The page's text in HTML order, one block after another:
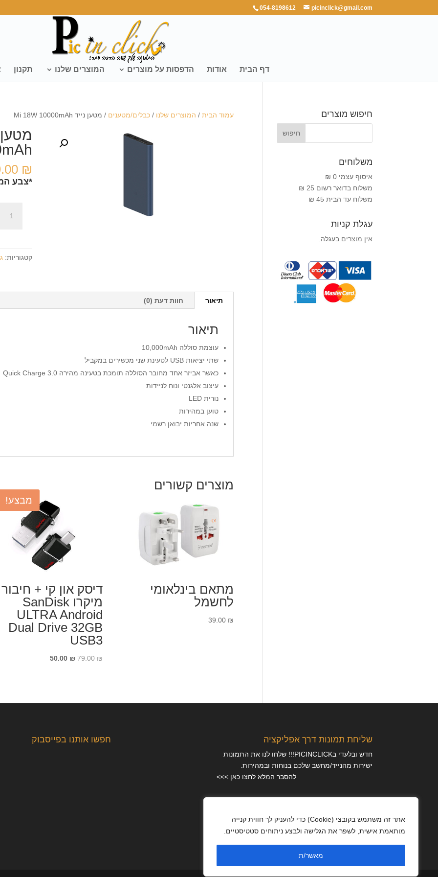
אתר זה משתמש בקובצי (Cookie) כדי להעניק לך חווית קנייה
מותאמת אישית, לשפר את הגלישה ולבצע ניתוחים סטטיסטיים.
מאשר/ת
054-8198612 picinclick@gmail.com
דף הבית אודות הדפסות על מוצרים המוצרים שלנו תקנון
עמוד הבית/ המוצרים שלנו / כבלים/מטענים / מטען נייד Mi 18W 10000mAh
₪
*צבע
קטגוריות:
תיאור חוות דעת (0)
תיאור
עוצמת סוללה 10,000mAh
שתי יציאות USB לטעינת שני מכשירים במקביל
כאשר אביזר אחד מחובר הסוללה תומכת בטעינה מהירה Quick Charge 3.0
עיצוב אלגנטי ונוח לניידות
נורית LED
טוען במהירות
שנה אחריות יבואן רשמי
מוצרים קשורים
מתאם בינלאומי
לחשמל
39.00 ₪
מבצע!
דיסק און קי + חיבור
מיקרו SanDisk
ULTRA Android
Dual Drive 32GB
USB3
79.00₪
המחיר
50.00 ₪
המחיר
חיפוש מוצרים
משלוחים
איסוף עצמי 0 ₪
משלוח בדואר רשום 25 ₪
משלוח עד הבית 45 ₪
עגלת קניות
אין מוצרים בעגלה.
חפשו אותנו בפייסבוק שליחת תמונות דרך אפליקציה
חדש ובלעדי בPICINCLICK!!! שלחו לנו את התמונות
ישירות מהנייד/מחשב שלכם בנוחות ובמהירות.
להסבר המלא לחצו כאן >>>
מאמרים
מדיניות פרטיות